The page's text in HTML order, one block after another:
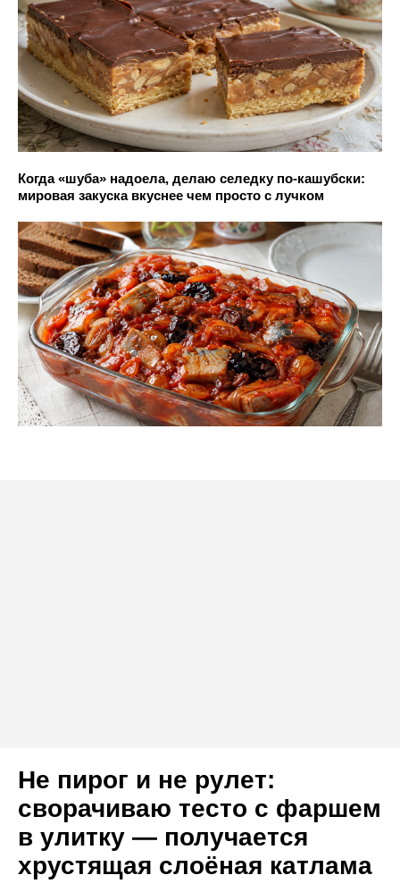
Когда «шуба» надоела, делаю селедку по-кашубски:
мировая закуска вкуснее чем просто с лучком
Не пирог и не рулет:
сворачиваю тесто с фаршем
в улитку — получается
хрустящая слоёная катлама